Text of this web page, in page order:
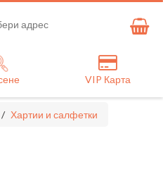
адрес
VIP Карта
Хартии и салфетки